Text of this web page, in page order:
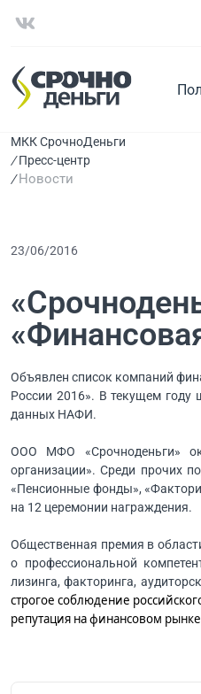
МКК СрочноДеньги
Пресс-центр
Новости
23/06/2016
Объявлен список компаний
России 2016». В текущем году
данных НАФИ.
ООО МФО «Срочноденьги»
организации». Среди прочих
«Пенсионные фонды»,
на 12 церемонии награждения.
Общественная премия в
о профессиональной
лизинга, факторинга,
строгое соблюдение
репутация на финансовом